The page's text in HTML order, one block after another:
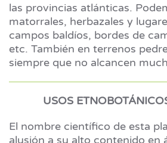
las provincias atlánticas.
matorrales, herbazales y
campos baldíos, bordes de
etc. También en terrenos
siempre que no alcancen
USOS
El nombre científico de esta
alusión a su alto contenido en